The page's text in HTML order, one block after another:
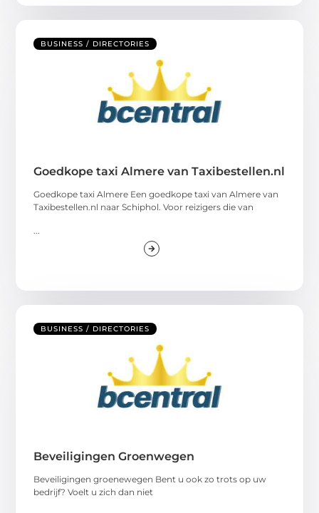
BUSINESS / DIRECTORIES
Goedkope taxi Almere van Taxibestellen.nl
Goedkope taxi Almere Een goedkope taxi van Almere van
Taxibestellen.nl naar Schiphol. Voor reizigers die van
BUSINESS / DIRECTORIES
Beveiligingen Groenwegen
Beveiligingen groenewegen Bent u ook zo trots op uw
bedrijf? Voelt u zich dan niet